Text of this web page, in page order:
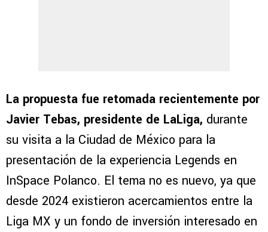
La propuesta fue retomada recientemente por
Javier Tebas, presidente de LaLiga, durante
su visita a la Ciudad de México para la
presentación de la experiencia Legends en
InSpace Polanco. El tema no es nuevo, ya que
desde 2024 existieron acercamientos entre la
Liga MX y un fondo de inversión interesado en